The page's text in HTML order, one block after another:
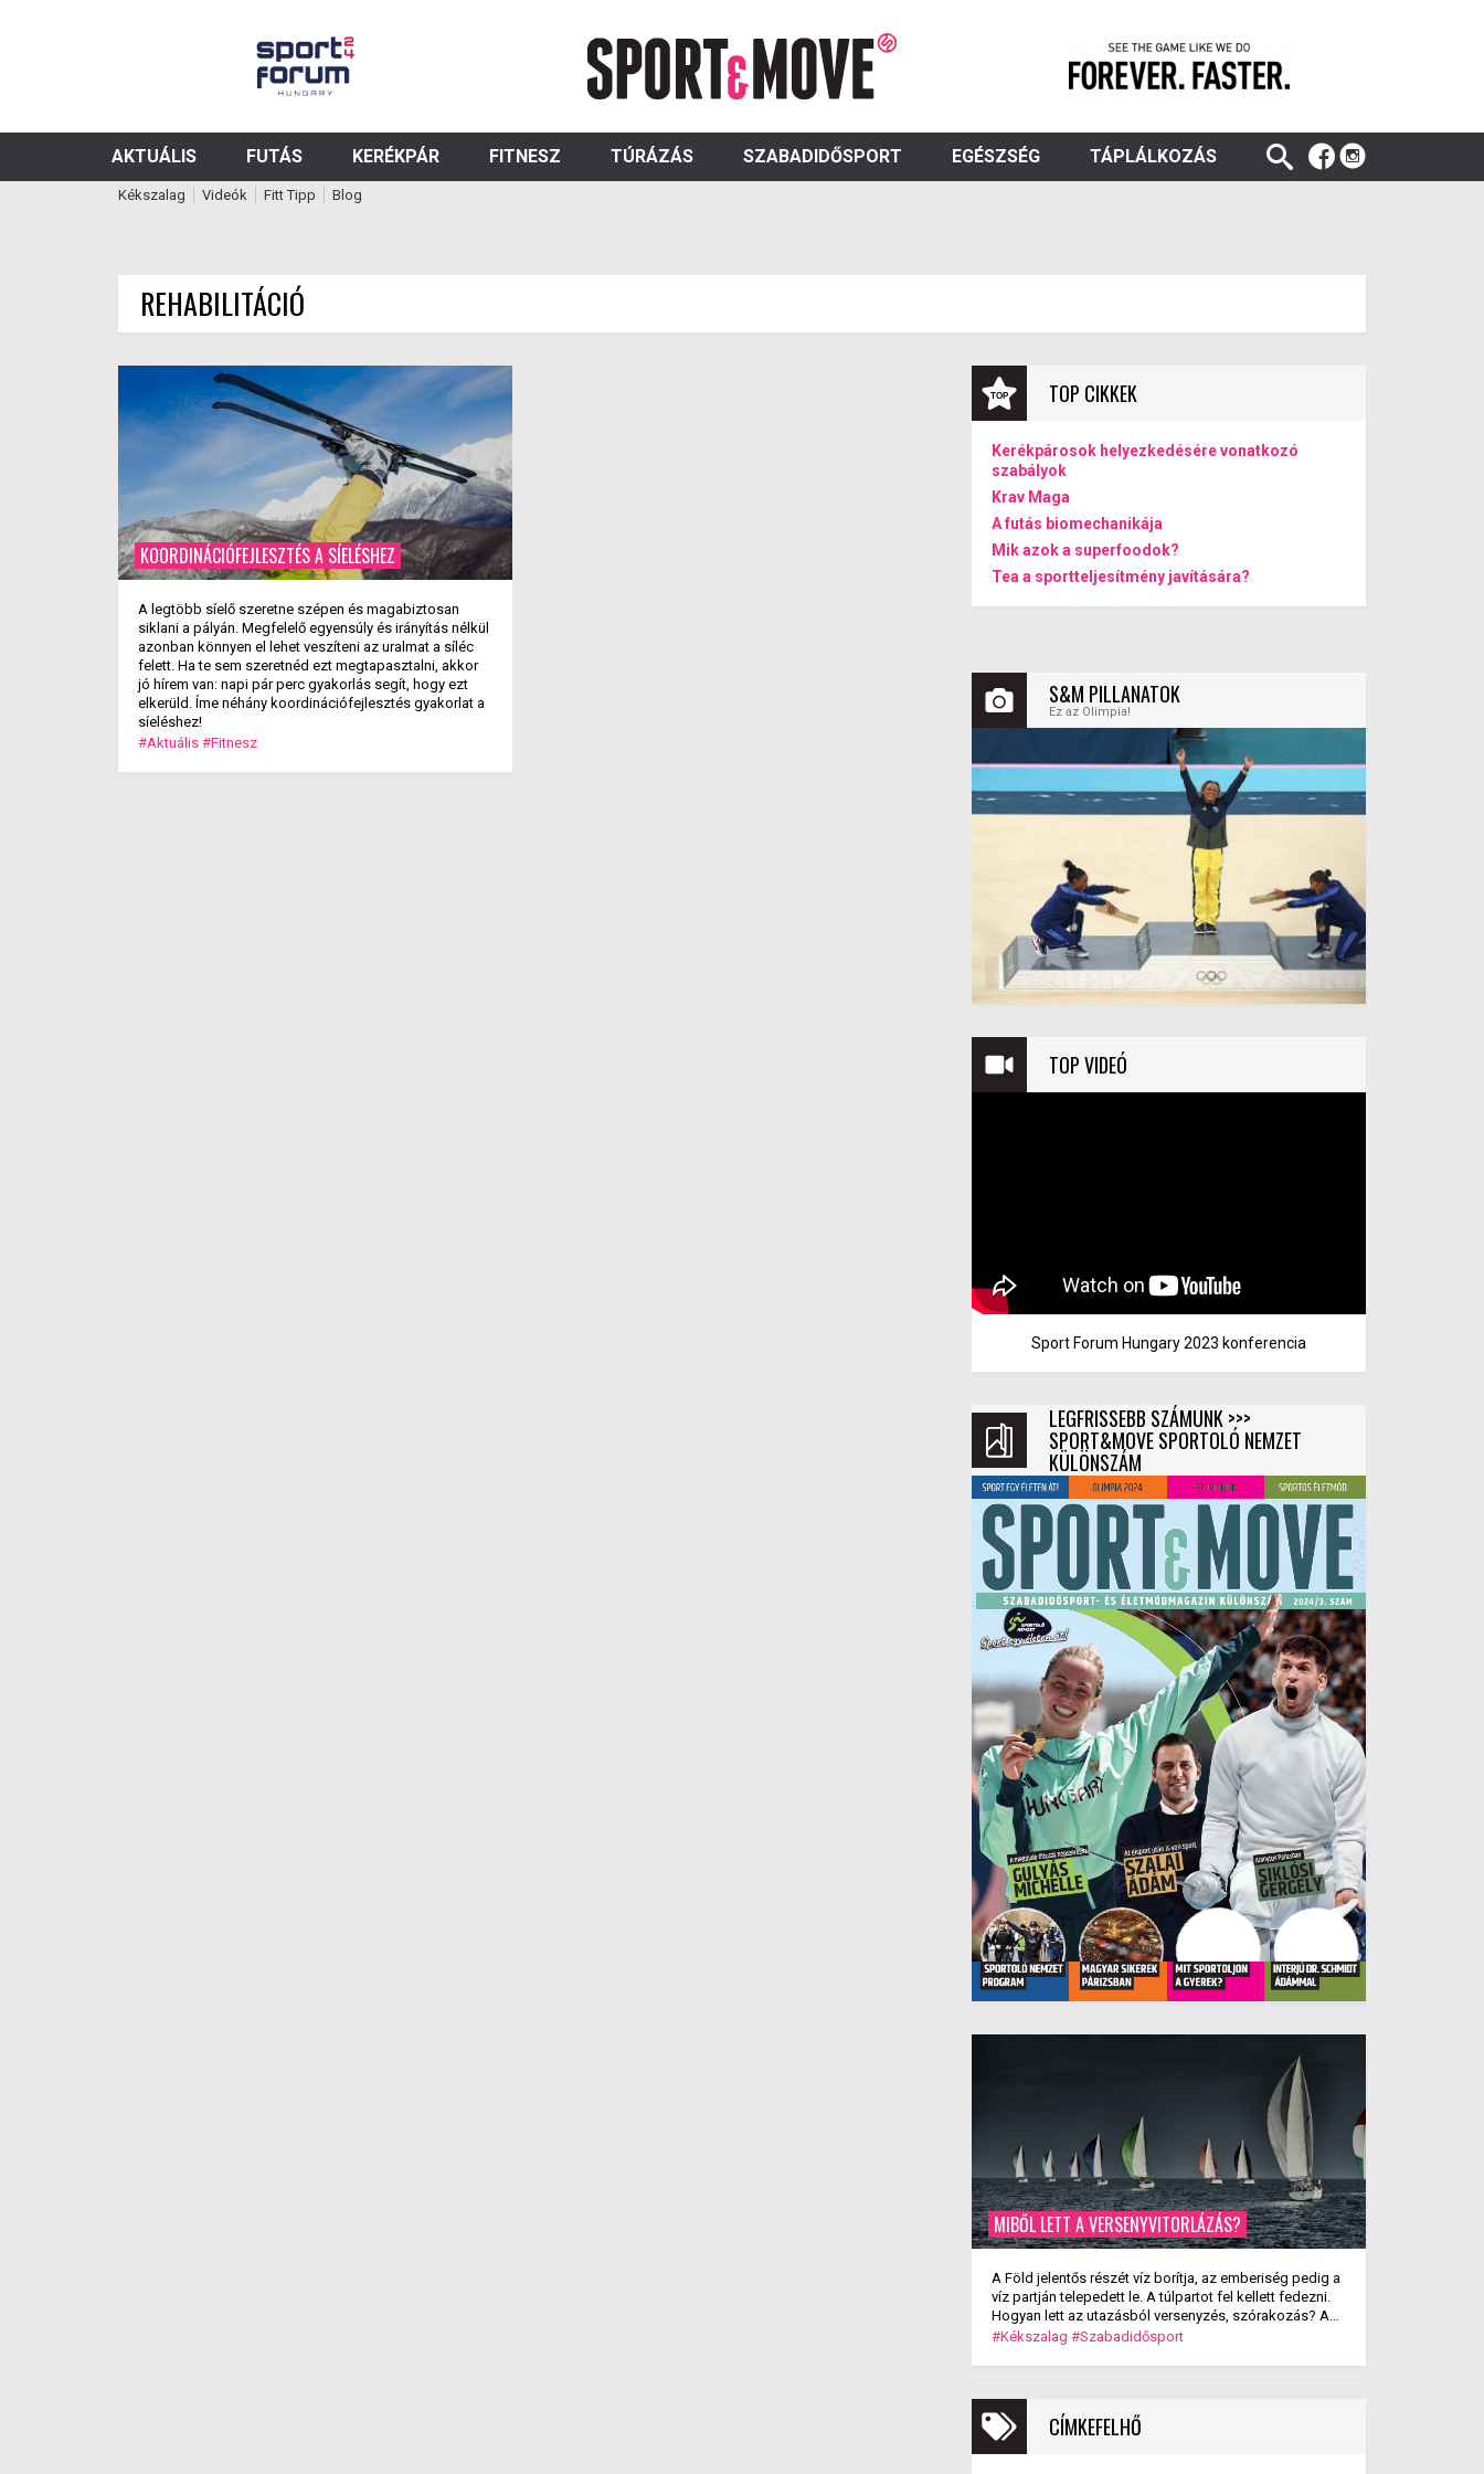
AKTUÁLIS FUTÁS KERÉKPÁR FITNESZ TÚRÁZÁS SZABADIDŐSPORT EGÉSZSÉG TÁPLÁLKOZÁS
Kékszalag Videók Fitt Tipp Blog
REHABILITÁCIÓ
KOORDINÁCIÓFEJLESZTÉS A SÍELÉSHEZ
A legtöbb síelő szeretne szépen és magabiztosan
siklani a pályán. Megfelelő egyensúly és irányítás nélkül
azonban könnyen el lehet veszíteni az uralmat a síléc
felett. Ha te sem szeretnéd ezt megtapasztalni, akkor
jó hírem van: napi pár perc gyakorlás segít, hogy ezt
elkerüld. Íme néhány koordinációfejlesztés gyakorlat a
síeléshez!
#Aktuális #Fitnesz
TOP CIKKEK
Kerékpárosok helyezkedésére vonatkozó
szabályok
Krav Maga
A futás biomechanikája
Mik azok a superfoodok?
Tea a sportteljesítmény javítására?
S&M PILLANATOK
Ez az Olimpia!
TOP VIDEÓ
Sport Forum Hungary 2023 konferencia
LEGFRISSEBB SZÁMUNK >>>
SPORT&MOVE SPORTOLÓ NEMZET
KÜLÖNSZÁM
MIBŐL LETT A VERSENYVITORLÁZÁS?
A Föld jelentős részét víz borítja, az emberiség pedig a
víz partján telepedett le. A túlpartot fel kellett fedezni.
Hogyan lett az utazásból versenyzés, szórakozás? A
versenyvitorlázás kialakulása.
#Kékszalag #Szabadidősport
CÍMKEFELHŐ